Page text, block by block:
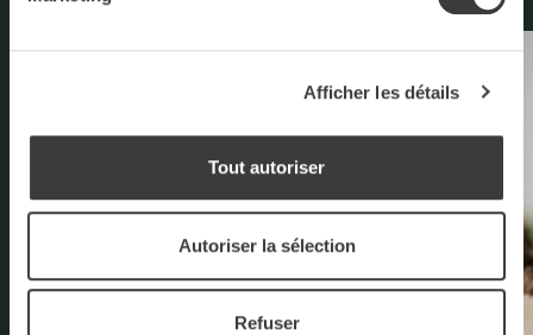
Afficher les détails
Tout autoriser
Autoriser la sélection
Refuser